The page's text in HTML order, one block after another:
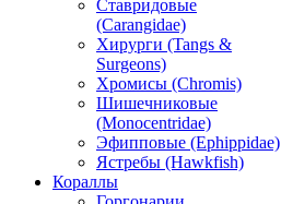
Ставридовые
(Carangidae)
Хирурги (Tangs &
Surgeons)
Хромисы (Chromis)
Шишечниковые
(Monocentridae)
Эфипповые (Ephippidae)
Ястребы (Hawkfish)
Кораллы